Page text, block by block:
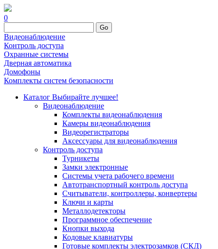
0
Go
Видеонаблюдение
Контроль доступа
Охранные системы
Дверная автоматика
Домофоны
Комплекты систем безопасности
Каталог Выбирайте лучшее!
Видеонаблюдение
Комплекты видеонаблюдения
Камеры видеонаблюдения
Видеорегистраторы
Аксессуары для видеонаблюдения
Контроль доступа
Турникеты
Замки электронные
Системы учета рабочего времени
Автотранспортный контроль доступа
Считыватели, контроллеры, конвертеры
Ключи и карты
Металлодетекторы
Программное обеспечение
Кнопки выхода
Кодовые клавиатуры
Готовые комплекты электрозамков (СКД)